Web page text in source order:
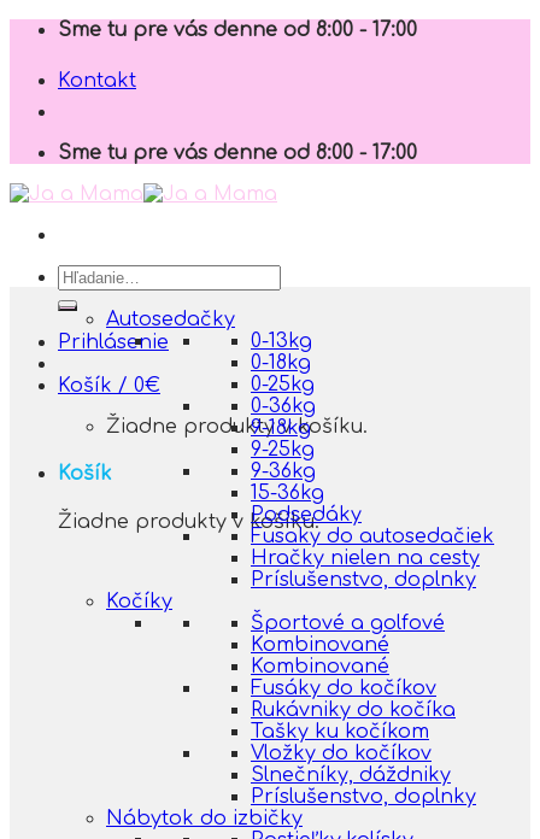
Skip
content
Sme tu pre vás denne od 8:00 - 17:00
Kontakt
Sme tu pre vás denne od 8:00 - 17:00
Hľadať:
Prihlásenie
Košík / 0€
Žiadne produkty v košíku.
Košík
Žiadne produkty v košíku.
Autosedačky
0-13kg
0-18kg
0-25kg
0-36kg
9-18kg
9-25kg
9-36kg
15-36kg
Podsedáky
Fusaky do autosedačiek
Hračky nielen na cesty
Príslušenstvo, doplnky
Kočíky
Športové a golfové
Kombinované
Kombinované
Fusáky do kočíkov
Rukávniky do kočíka
Tašky ku kočíkom
Vložky do kočíkov
Slnečníky, dáždniky
Príslušenstvo, doplnky
Nábytok do izbičky